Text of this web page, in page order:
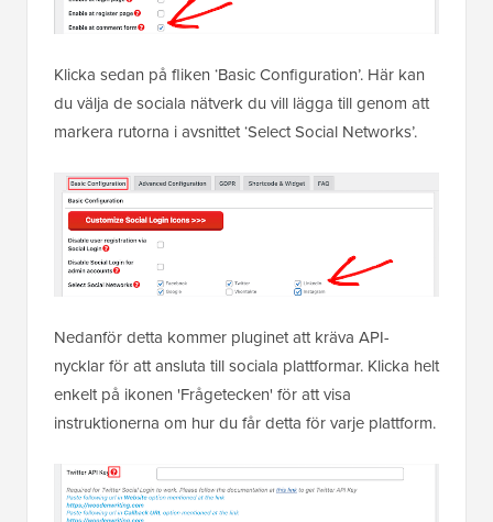
Klicka sedan på fliken ‘Basic Configuration’. Här kan
du välja de sociala nätverk du vill lägga till genom att
markera rutorna i avsnittet ‘Select Social Networks’.
Nedanför detta kommer pluginet att kräva API-
nycklar för att ansluta till sociala plattformar. Klicka helt
enkelt på ikonen 'Frågetecken' för att visa
instruktionerna om hur du får detta för varje plattform.